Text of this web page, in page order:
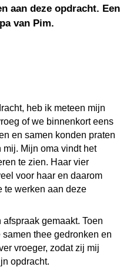
aan deze opdracht. Een
van Pim.
heb ik meteen mijn
of we binnenkort eens
en samen konden praten
Mijn oma vindt het
te zien. Haar vier
voor haar en daarom
te werken aan deze
gemaakt. Toen
thee gedronken en
vroeger, zodat zij mij
opdracht.